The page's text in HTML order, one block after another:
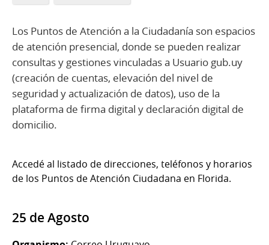
Los Puntos de Atención a la Ciudadanía son espacios
de atención presencial, donde se pueden realizar
consultas y gestiones vinculadas a Usuario gub.uy
(creación de cuentas, elevación del nivel de
seguridad y actualización de datos), uso de la
plataforma de firma digital y declaración digital de
domicilio.
Accedé al listado de direcciones, teléfonos y horarios
de los Puntos de Atención Ciudadana en Florida.
25 de Agosto